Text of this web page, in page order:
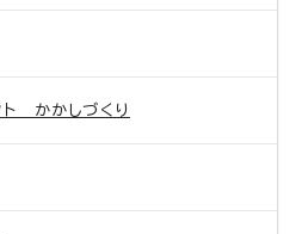
ト かかしづくり